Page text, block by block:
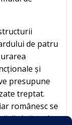
de patru
și
presupune
treptat.
românesc se
și că multe